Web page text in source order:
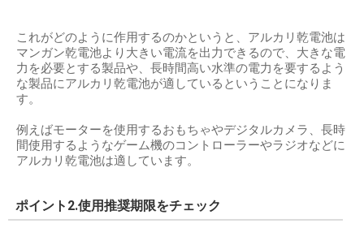
これがどのように作用するのかというと、アルカリ乾電池は
マンガン乾電池より大きい電流を出力できるので、大きな電
力を必要とする製品や、長時間高い水準の電力を要するよう
な製品にアルカリ乾電池が適しているということになりま
す。
例えばモーターを使用するおもちゃやデジタルカメラ、長時
間使用するようなゲーム機のコントローラーやラジオなどに
アルカリ乾電池は適しています。
ポイント2.使用推奨期限をチェック